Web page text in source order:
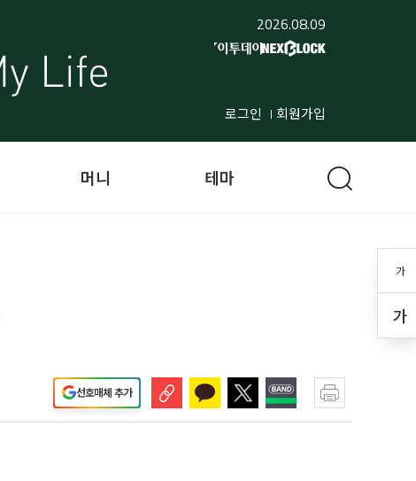
2026.08.09
로그인 회원가입
가
가
머니 테마
선호매체 추가